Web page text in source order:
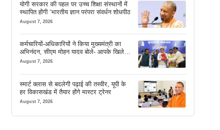
योगी सरकार की पहल पर उच्च शिक्षा संस्थानों में
स्थापित होंगी ‘भारतीय ज्ञान परंपरा संवर्धन शोधपीठ
August 7, 2026
कर्मचारियों-अधिकारियों ने किया मुख्यमंत्री का
अभिनंदन, सीएम मोहन यादव बोले- आपके खिले
चेहरे देखकर आनंद आता है
August 7, 2026
स्मार्ट क्लास से बदलेगी पढ़ाई की तस्वीर, यूपी के
हर विकासखंड में तैयार होंगे मास्टर ट्रेनर
August 7, 2026